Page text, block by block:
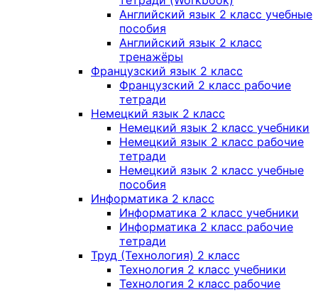
Английский язык 2 класс учебные
пособия
Английский язык 2 класс
тренажёры
Французский язык 2 класс
Французский 2 класс рабочие
тетради
Немецкий язык 2 класс
Немецкий язык 2 класс учебники
Немецкий язык 2 класс рабочие
тетради
Немецкий язык 2 класс учебные
пособия
Информатика 2 класс
Информатика 2 класс учебники
Информатика 2 класс рабочие
тетради
Труд (Технология) 2 класс
Технология 2 класс учебники
Технология 2 класс рабочие